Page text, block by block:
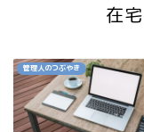
在
管理人のつぶやき